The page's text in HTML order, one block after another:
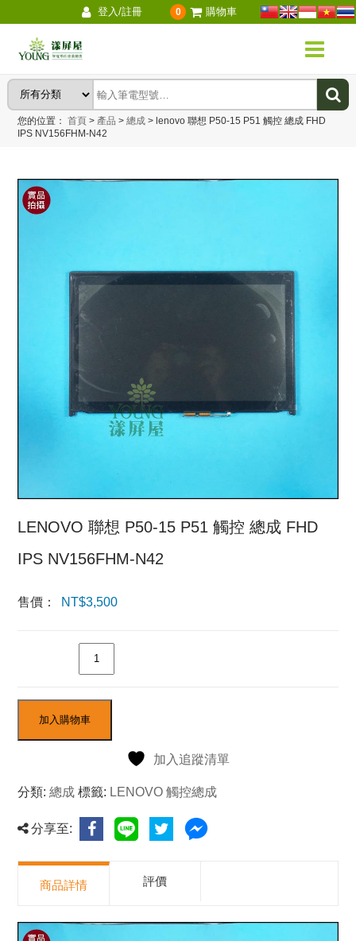
登入/註冊 0 購物車
您的位置：首頁 > 產品 > 總成 > lenovo 聯想 P50-15 P51 觸控 總成 FHD
IPS NV156FHM-N42
LENOVO 聯想 P50-15 P51 觸控 總成 FHD
IPS NV156FHM-N42
售價： NT$3,500
加入購物車
加入追蹤清單
分類:總成 標籤: LENOVO 觸控總成
分享至:
商品詳情 評價